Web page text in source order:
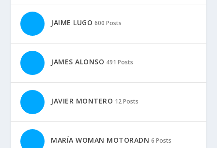
JAIME LUGO 600 Posts
JAMES ALONSO 491 Posts
JAVIER MONTERO 12 Posts
MARÍA WOMAN MOTORADN 6 Posts